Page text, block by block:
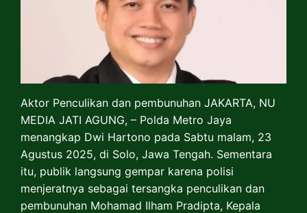
Aktor Penculikan dan pembunuhan JAKARTA, NU
MEDIA JATI AGUNG, – Polda Metro Jaya
menangkap Dwi Hartono pada Sabtu malam, 23
Agustus 2025, di Solo, Jawa Tengah. Sementara
itu, publik langsung gempar karena polisi
menjeratnya sebagai tersangka penculikan dan
pembunuhan Mohamad Ilham Pradipta, Kepala